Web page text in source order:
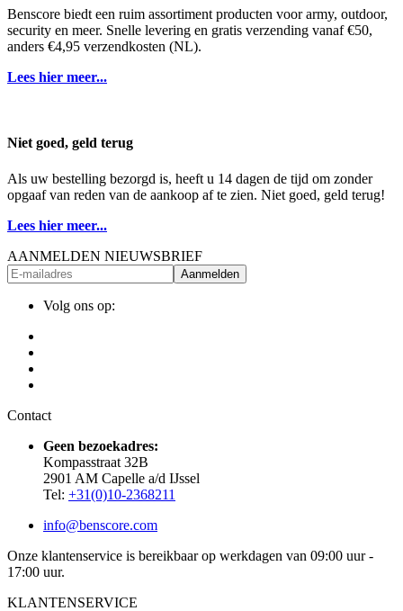
Benscore biedt een ruim assortiment producten voor army, outdoor,
security en meer. Snelle levering en gratis verzending vanaf €50,
anders €4,95 verzendkosten (NL).
Lees hier meer...
Niet goed, geld terug
Als uw bestelling bezorgd is, heeft u 14 dagen de tijd om zonder
opgaaf van reden van de aankoop af te zien. Niet goed, geld terug!
Lees hier meer...
AANMELDEN NIEUWSBRIEF
Aanmelden
Volg ons op:
Contact
Geen bezoekadres:
Kompasstraat 32B
2901 AM Capelle a/d IJssel
Tel: +31(0)10-2368211
info@benscore.com
Onze klantenservice is bereikbaar op werkdagen van 09:00 uur -
17:00 uur.
KLANTENSERVICE